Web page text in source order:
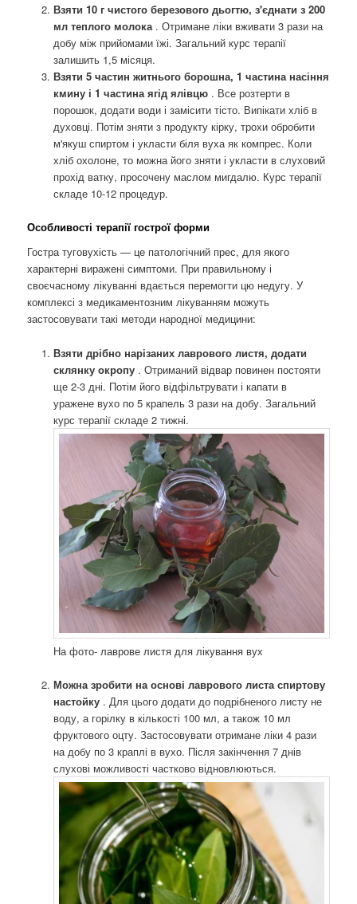
Взяти 10 г чистого березового дьогтю, з'єднати з 200
мл теплого молока . Отримане ліки вживати 3 рази на
добу між прийомами їжі. Загальний курс терапії
залишить 1,5 місяця.
Взяти 5 частин житнього борошна, 1 частина насіння
кмину і 1 частина ягід ялівцю . Все розтерти в
порошок, додати води і замісити тісто. Випікати хліб в
духовці. Потім зняти з продукту кірку, трохи обробити
м'якуш спиртом і укласти біля вуха як компрес. Коли
хліб охолоне, то можна його зняти і укласти в слуховий
прохід ватку, просочену маслом мигдалю. Курс терапії
складе 10-12 процедур.
Особливості терапії гострої форми
Гостра туговухість — це патологічний прес, для якого
характерні виражені симптоми. При правильному і
своєчасному лікуванні вдається перемогти цю недугу. У
комплексі з медикаментозним лікуванням можуть
застосовувати такі методи народної медицини:
Взяти дрібно нарізаних лаврового листя, додати
склянку окропу . Отриманий відвар повинен постояти
ще 2-3 дні. Потім його відфільтрувати і капати в
уражене вухо по 5 крапель 3 рази на добу. Загальний
курс терапії складе 2 тижні.
На фото- лаврове листя для лікування вух
Можна зробити на основі лаврового листа спиртову
настойку . Для цього додати до подрібненого листу не
воду, а горілку в кількості 100 мл, а також 10 мл
фруктового оцту. Застосовувати отримане ліки 4 рази
на добу по 3 краплі в вухо. Після закінчення 7 днів
слухові можливості частково відновлюються.